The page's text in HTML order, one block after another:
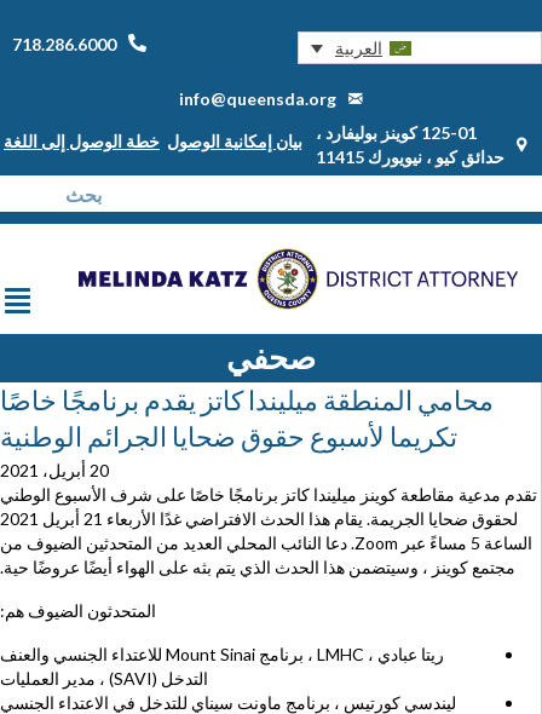
العربية 718.286.6000
info@queensda.org
125-01 كوينز بوليفارد ،
حدائق كيو ، نيويورك 11415
بيان إمكانية الوصول خطة الوصول إلى اللغة
صحفي
محامي المنطقة ميليندا كاتز يقدم برنامجًا خاصًا
تكريما لأسبوع حقوق ضحايا الجرائم الوطنية
20 أبريل، 2021
تقدم مدعية مقاطعة كوينز ميليندا كاتز برنامجًا خاصًا على شرف الأسبوع الوطني
لحقوق ضحايا الجريمة. يقام هذا الحدث الافتراضي غدًا الأربعاء 21 أبريل 2021
الساعة 5 مساءً عبر Zoom. دعا النائب المحلي العديد من المتحدثين الضيوف من
مجتمع كوينز ، وسيتضمن هذا الحدث الذي يتم بثه على الهواء أيضًا عروضًا حية.
المتحدثون الضيوف هم:
ريتا عبادي ، LMHC ، برنامج Mount Sinai للاعتداء الجنسي والعنف
التدخل (SAVI) ، مدير العمليات
ليندسي كورتيس ، برنامج ماونت سيناي للتدخل في الاعتداء الجنسي